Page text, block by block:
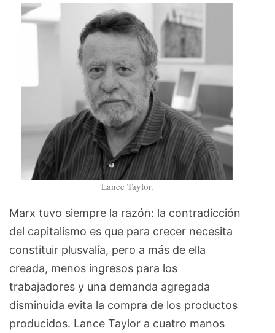
Lance Taylor.
Marx tuvo siempre la razón: la contradicción
del capitalismo es que para crecer necesita
constituir plusvalía, pero a más de ella
creada, menos ingresos para los
trabajadores y una demanda agregada
disminuida evita la compra de los productos
producidos. Lance Taylor a cuatro manos